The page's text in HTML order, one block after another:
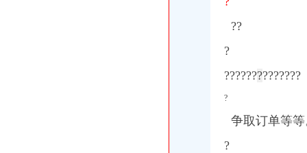
??
?
??????????????
?
争取订单等
?